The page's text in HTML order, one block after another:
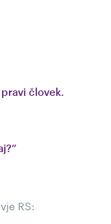
pravi človek.
RS: